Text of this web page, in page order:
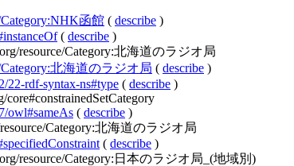
Category:NHK函館 ( describe )
( describe )
resource/Category:北海道のラジオ局
Category:北海道のラジオ局 ( describe )
22-rdf-syntax-ns#type ( describe )
owl#sameAs ( describe )
Category:北海道のラジオ局
( describe )
resource/Category:日本のラジオ局_(地域別)